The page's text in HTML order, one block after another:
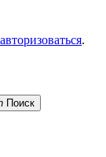
авторизоваться.
Поиск